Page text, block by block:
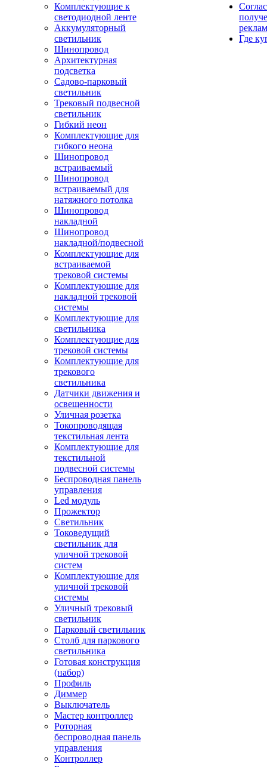
Комплектующие к
светодиодной ленте
Аккумуляторный
светильник
Шинопровод
Архитектурная
подсветка
Садово-парковый
светильник
Трековый подвесной
светильник
Гибкий неон
Комплектующие для
гибкого неона
Шинопровод
встраиваемый
Шинопровод
встраиваемый для
натяжного потолка
Шинопровод
накладной
Шинопровод
накладной/подвесной
Комплектующие для
встраиваемой
трековой системы
Комплектующие для
накладной трековой
системы
Комплектующие для
светильника
Комплектующие для
трековой системы
Комплектующие для
трекового
светильника
Датчики движения и
освещенности
Уличная розетка
Токопроводящая
текстильная лента
Комплектующие для
текстильной
подвесной системы
Беспроводная панель
управления
Led модуль
Прожектор
Светильник
Токоведущий
светильник для
уличной трековой
систем
Комплектующие для
уличной трековой
системы
Уличный трековый
светильник
Парковый светильник
Столб для паркового
светильника
Готовая конструкция
(набор)
Профиль
Диммер
Выключатель
Мастер контроллер
Роторная
беспроводная панель
управления
Контроллер
Где